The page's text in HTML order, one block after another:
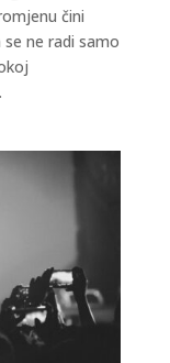
čini
ne radi samo